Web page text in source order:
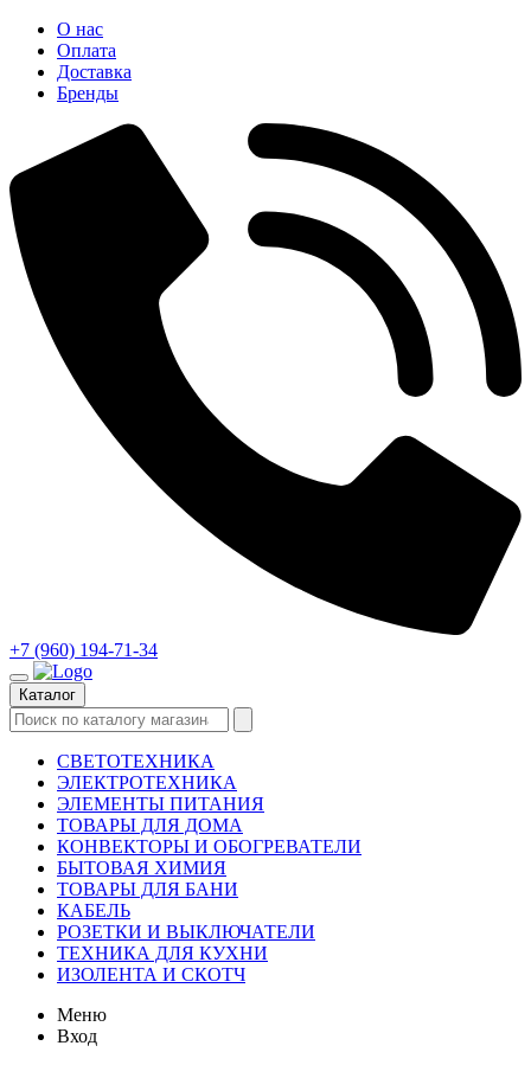
О нас
Оплата
Доставка
Бренды
+7 (960) 194-71-34
Каталог
СВЕТОТЕХНИКА
ЭЛЕКТРОТЕХНИКА
ЭЛЕМЕНТЫ ПИТАНИЯ
ТОВАРЫ ДЛЯ ДОМА
КОНВЕКТОРЫ И ОБОГРЕВАТЕЛИ
БЫТОВАЯ ХИМИЯ
ТОВАРЫ ДЛЯ БАНИ
КАБЕЛЬ
РОЗЕТКИ И ВЫКЛЮЧАТЕЛИ
ТЕХНИКА ДЛЯ КУХНИ
ИЗОЛЕНТА И СКОТЧ
Меню
Вход